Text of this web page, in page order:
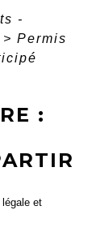
-
> Permis
:
et